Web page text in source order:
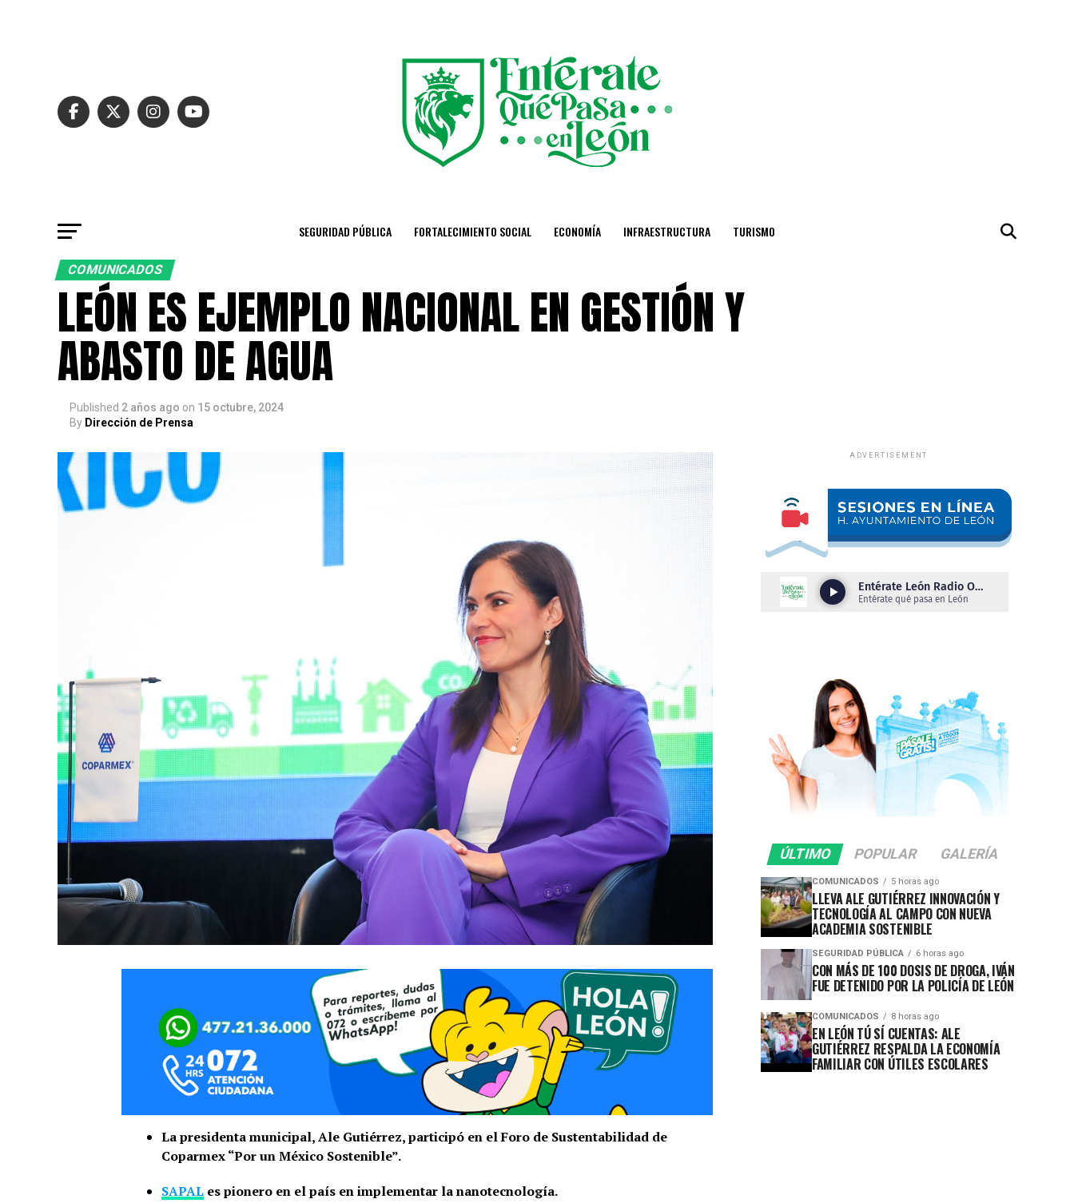
SEGURIDAD PÚBLICA FORTALECIMIENTO SOCIAL ECONOMÍA INFRAESTRUCTURA TURISMO
COMUNICADOS
LEÓN ES EJEMPLO NACIONAL EN GESTIÓN Y
ABASTO DE AGUA
Published 2 años ago on 15 octubre, 2024
By Dirección de Prensa
La presidenta municipal, Ale Gutiérrez, participó en el Foro de Sustentabilidad de
Coparmex “Por un México Sostenible”.
SAPAL es pionero en el país en implementar la nanotecnología.
ADVERTISEMENT
ÚLTIMO POPULAR GALERÍA
COMUNICADOS 5 horas ago
LLEVA ALE GUTIÉRREZ INNOVACIÓN Y
TECNOLOGÍA AL CAMPO CON NUEVA
ACADEMIA SOSTENIBLE
SEGURIDAD PÚBLICA 6 horas ago
CON MÁS DE 100 DOSIS DE DROGA, IVÁN
FUE DETENIDO POR LA POLICÍA DE LEÓN
COMUNICADOS 8 horas ago
EN LEÓN TÚ SÍ CUENTAS: ALE
GUTIÉRREZ RESPALDA LA ECONOMÍA
FAMILIAR CON ÚTILES ESCOLARES